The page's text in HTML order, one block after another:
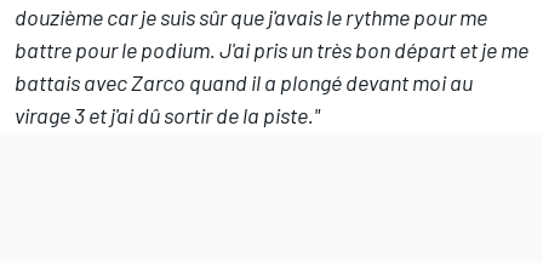
douzième car je suis sûr que j'avais le rythme pour me
battre pour le podium. J'ai pris un très bon départ et je me
battais avec Zarco quand il a plongé devant moi au
virage 3 et j'ai dû sortir de la piste."